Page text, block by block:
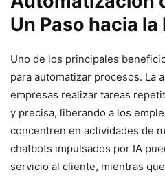
Un Paso hacia
Uno de los principales
para automatizar procesos. La
empresas realizar tareas
y precisa, liberando a los
concentren en actividades de
chatbots impulsados por IA
servicio al cliente, mientras